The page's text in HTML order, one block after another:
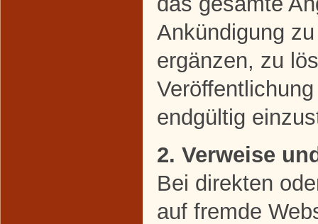
Ankündigung
ergänzen, zu
endgültig
2. Verweise
Bei direkten
auf fremde